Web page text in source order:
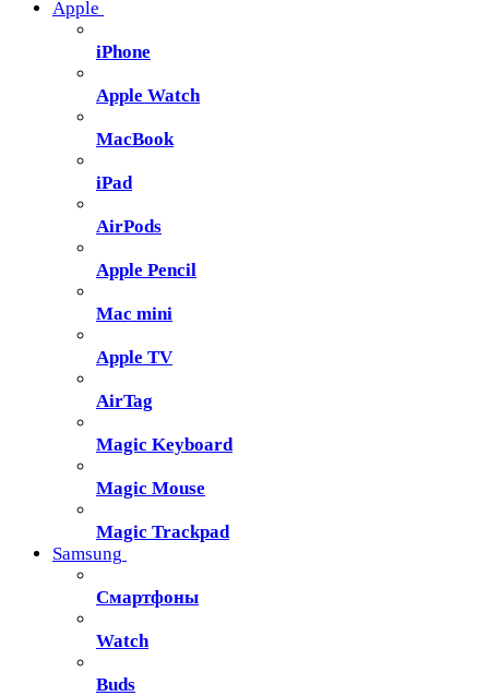
Apple
iPhone
Apple Watch
MacBook
iPad
AirPods
Apple Pencil
Mac mini
Apple TV
AirTag
Magic Keyboard
Magic Mouse
Magic Trackpad
Samsung
Смартфоны
Watch
Buds